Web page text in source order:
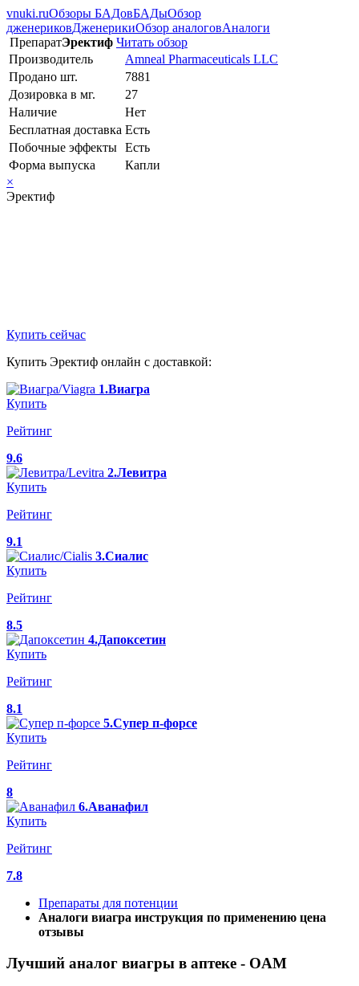
vnuki.ruОбзоры БАДовБАДыОбзор
дженериковДженерикиОбзор аналоговАналоги
ПрепаратЭректиф Читать обзор
Производитель
Amneal Pharmaceuticals LLC
Продано шт.
7881
Дозировка в мг.
27
Наличие
Нет
Бесплатная доставка Есть
Побочные эффекты Есть
Форма выпуска
Капли
×
Эректиф
Купить сейчас
Купить Эректиф онлайн с доставкой:
1.Виагра
Купить
Рейтинг
9.6
2.Левитра
Купить
Рейтинг
9.1
3.Сиалис
Купить
Рейтинг
8.5
4.Дапоксетин
Купить
Рейтинг
8.1
5.Супер п-форсе
Купить
Рейтинг
8
6.Аванафил
Купить
Рейтинг
7.8
Препараты для потенции
Аналоги виагра инструкция по применению цена
отзывы
Лучший аналог виагры в аптеке - OAM